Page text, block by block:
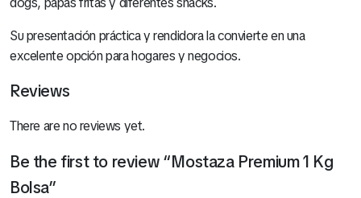
Su presentación práctica y rendidora la convierte en una
excelente opción para hogares y negocios.
Reviews
There are no reviews yet.
Be the first to review “Mostaza Premium 1 Kg
Bolsa”